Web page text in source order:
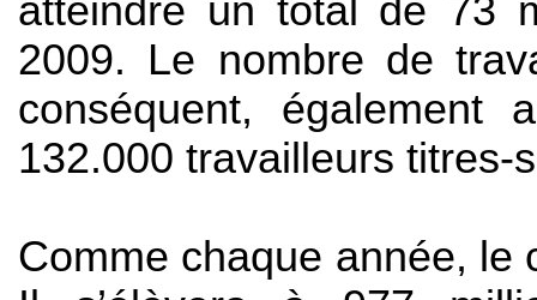
atteindre un total de 73
2009. Le nombre de
conséquent, également
132.000 travailleurs titres-
Comme chaque année, le